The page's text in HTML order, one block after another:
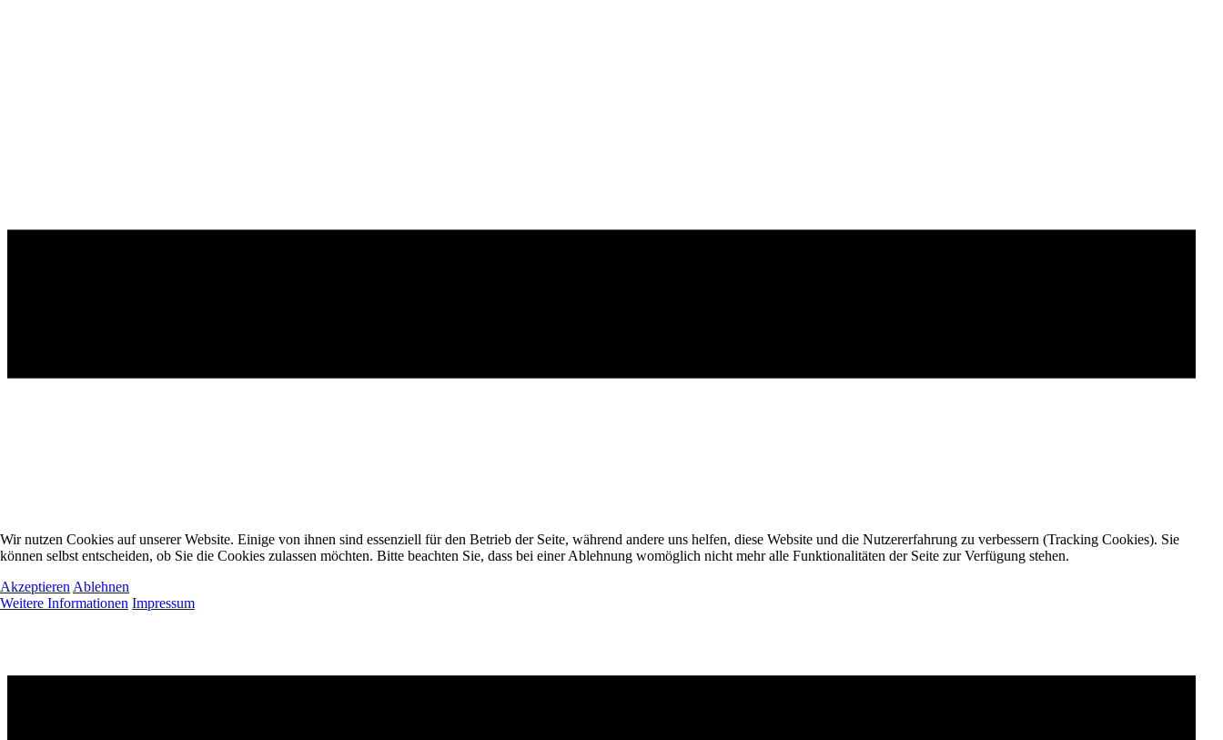
Wir nutzen Cookies auf unserer Website. Einige von ihnen sind essenziell für den Betrieb der Seite, während andere uns helfen, diese Website und die Nutzererfahrung zu verbessern (Tracking Cookies). Sie
können selbst entscheiden, ob Sie die Cookies zulassen möchten. Bitte beachten Sie, dass bei einer Ablehnung womöglich nicht mehr alle Funktionalitäten der Seite zur Verfügung stehen.
Akzeptieren Ablehnen
Weitere Informationen Impressum